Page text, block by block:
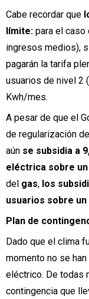
Cabe recordar que
límite: para el
ingresos medios),
pagarán la tarifa
usuarios de nivel 2
Kwh/mes.
A pesar de que el
de regularización
aún se subsidia a
eléctrica sobre
del gas, los
usuarios sobre
Plan de
Dado que el clima
momento no se
eléctrico. De todas
contingencia que